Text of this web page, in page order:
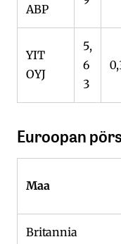
ABP
YIT
OYJ
5,
6
3
Euroopan
Maa
Britannia